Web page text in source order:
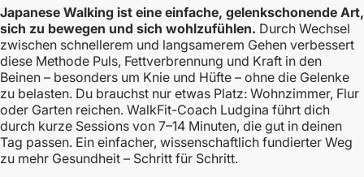
Japanese Walking ist eine einfache, gelenkschonende Art,
sich zu bewegen und sich wohlzufühlen. Durch Wechsel
zwischen schnellerem und langsamerem Gehen verbessert
diese Methode Puls, Fettverbrennung und Kraft in den
Beinen – besonders um Knie und Hüfte – ohne die Gelenke
zu belasten. Du brauchst nur etwas Platz: Wohnzimmer, Flur
oder Garten reichen. WalkFit-Coach Ludgina führt dich
durch kurze Sessions von 7–14 Minuten, die gut in deinen
Tag passen. Ein einfacher, wissenschaftlich fundierter Weg
zu mehr Gesundheit – Schritt für Schritt.